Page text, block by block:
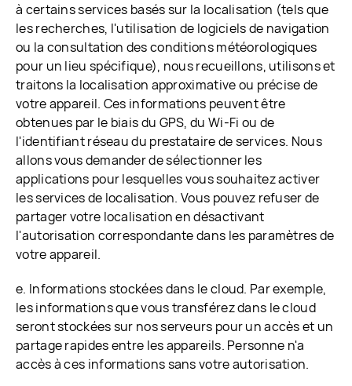
à certains services basés sur la localisation (tels que
les recherches, l'utilisation de logiciels de navigation
ou la consultation des conditions météorologiques
pour un lieu spécifique), nous recueillons, utilisons et
traitons la localisation approximative ou précise de
votre appareil. Ces informations peuvent être
obtenues par le biais du GPS, du Wi-Fi ou de
l'identifiant réseau du prestataire de services. Nous
allons vous demander de sélectionner les
applications pour lesquelles vous souhaitez activer
les services de localisation. Vous pouvez refuser de
partager votre localisation en désactivant
l'autorisation correspondante dans les paramètres de
votre appareil.
e. Informations stockées dans le cloud. Par exemple,
les informations que vous transférez dans le cloud
seront stockées sur nos serveurs pour un accès et un
partage rapides entre les appareils. Personne n'a
accès à ces informations sans votre autorisation.